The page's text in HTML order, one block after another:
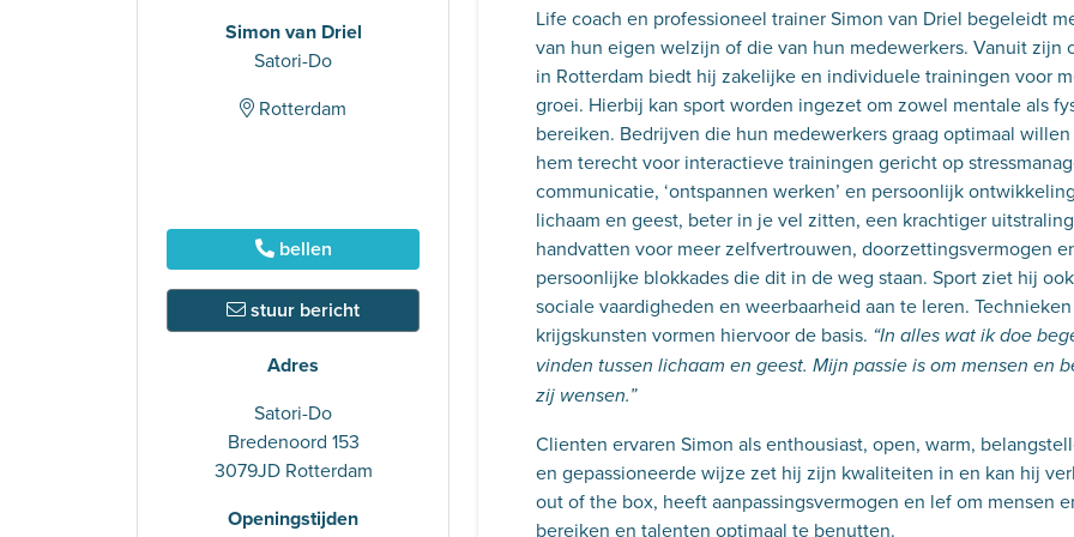
Simon van Driel
Satori-Do
Rotterdam
bellen
stuur bericht
Adres
Satori-Do
Bredenoord 153
3079JD Rotterdam
Openingstijden
Life coach en professioneel trainer Simon van Driel begeleidt
van hun eigen welzijn of die van hun medewerkers. Vanuit zijn
in Rotterdam biedt hij zakelijke en individuele trainingen voor
groei. Hierbij kan sport worden ingezet om zowel mentale als
bereiken. Bedrijven die hun medewerkers graag optimaal
hem terecht voor interactieve trainingen gericht op
communicatie, ‘ontspannen werken’ en persoonlijk
lichaam en geest, beter in je vel zitten, een krachtiger
handvatten voor meer zelfvertrouwen, doorzettingsvermogen
persoonlijke blokkades die dit in de weg staan. Sport ziet hij
sociale vaardigheden en weerbaarheid aan te leren.
krijgskunsten vormen hiervoor de basis. “In alles wat ik doe
vinden tussen lichaam en geest. Mijn passie is om mensen en
zij wensen.”
Clienten ervaren Simon als enthousiast, open, warm,
en gepassioneerde wijze zet hij zijn kwaliteiten in en kan hij
out of the box, heeft aanpassingsvermogen en lef om mensen
bereiken en talenten optimaal te benutten.